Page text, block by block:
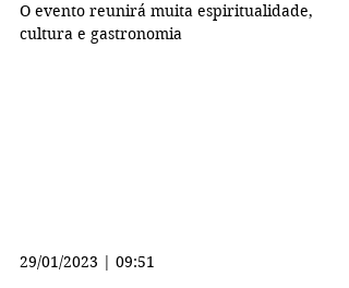
O evento reunirá muita espiritualidade,
cultura e gastronomia
29/01/2023 | 09:51